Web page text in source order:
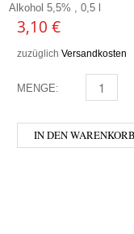
Alkohol 5,5% , 0,5 l
3,10 €
zuzüglich Versandkosten
MENGE:
IN DEN WARENKORB